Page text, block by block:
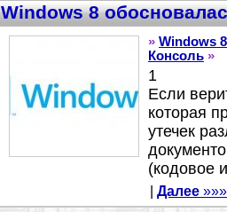
Windows 8
» Windows 8
Консоль »
1
Если
которая
утечек
(кодовое
Далее »»»